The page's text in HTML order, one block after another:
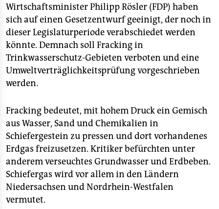
veranstaltungen
shop
fragen & hilfe
unterstützen
genossenschaft
epaper login
Wirtschaftsminister Philipp Rösler (FDP) haben
sich auf einen Gesetzentwurf geeinigt, der noch in
dieser Legislaturperiode verabschiedet werden
könnte. Demnach soll Fracking in
Trinkwasserschutz-Gebieten verboten und eine
Umweltverträglichkeitsprüfung vorgeschrieben
werden.
Fracking bedeutet, mit hohem Druck ein Gemisch
aus Wasser, Sand und Chemikalien in
Schiefergestein zu pressen und dort vorhandenes
Erdgas freizusetzen. Kritiker befürchten unter
anderem verseuchtes Grundwasser und Erdbeben.
Schiefergas wird vor allem in den Ländern
Niedersachsen und Nordrhein-Westfalen
vermutet.